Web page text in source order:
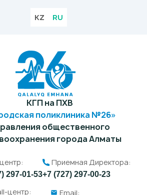
KZ RU
КГП на ПХВ
поликлиника №26»
общественного
города Алматы
297-01-53
Приемная Директора:
+7 (727) 297-00-23
центр:
Email: